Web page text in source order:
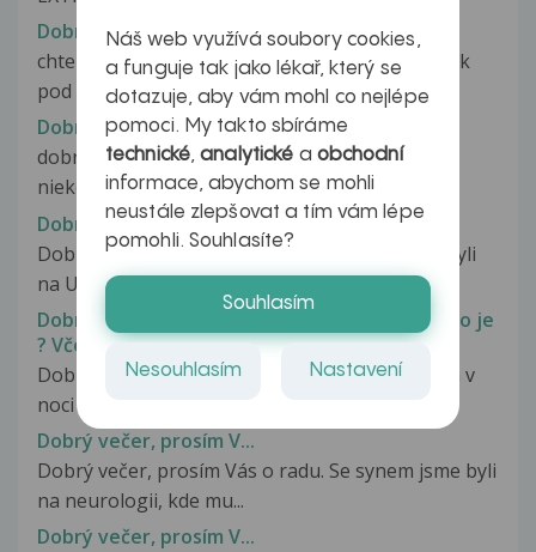
Dobry vecer
chtela ych se jen zeptat velice me boli pravej bok
pod pravem pobrisku ....
Dobry vecer. Viete mi, pr...
dobry vecer. Viete mi, prosim, poradit? Pocas
niekolkych mesiacov sa mi v uchu...
Dobrý večer s naším 14ti ...
Dobrý večer s naším 14ti denním synem jsme byli
na UZ vyšetření ledvin. Nález:...
Dobry večer urobilo sa mi toto na bruchu čo to je
? Včera v noci
Dobry vecer urobilo sa mi toto na bruchu vcera v
noci neviem co to je .. Nesvrbi...
Dobrý večer, prosím V...
Dobrý večer, prosím Vás o radu. Se synem jsme byli
na neurologii, kde mu...
Dobrý večer, prosím V...
Náš web využívá soubory cookies,
a funguje tak jako lékař, který se
dotazuje, aby vám mohl co nejlépe
pomoci. My takto sbíráme
technické,analytické a obchodní
informace, abychom se mohli
neustále zlepšovat a tím vám lépe
pomohli. Souhlasíte?
Souhlasím
Nesouhlasím Nastavení